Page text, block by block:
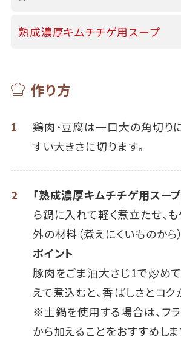
熟成濃厚キムチチゲ用スープ
作り方
1
鶏肉・豆腐は一口大の角切り
すい大きさに切ります。
2 「熟成濃厚キムチチゲ用スープ
ら鍋に入れて軽く煮立たせ、も
外の材料（煮えにくいものから
ポイント
豚肉をごま油大さじ1で炒め
えて煮込むと、香ばしさとコク
※土鍋を使用する場合は、フ
から加えることをおすすめしま